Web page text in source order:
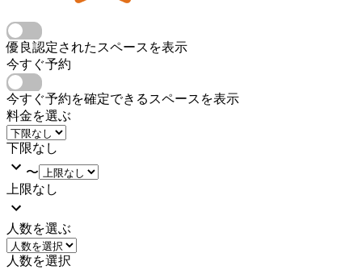
優良認定されたスペースを表示
今すぐ予約
今すぐ予約を確定できるスペースを表示
料金を選ぶ
下限なし
〜
上限なし
人数を選ぶ
人数を選択